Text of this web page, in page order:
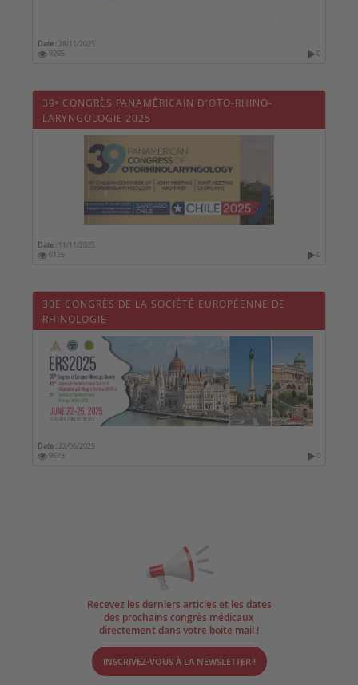
Date : 28/11/2025
9205
0
39ᵉ CONGRÈS PANAMÉRICAIN D'OTO-RHINO-
LARYNGOLOGIE 2025
Date : 11/11/2025
6125
0
30E CONGRÈS DE LA SOCIÉTÉ EUROPÉENNE DE
RHINOLOGIE
Date : 22/06/2025
9673
0
Recevez les derniers articles et les dates
des prochains congrès médicaux
directement dans votre boite mail !
INSCRIVEZ-VOUS À LA NEWSLETTER !